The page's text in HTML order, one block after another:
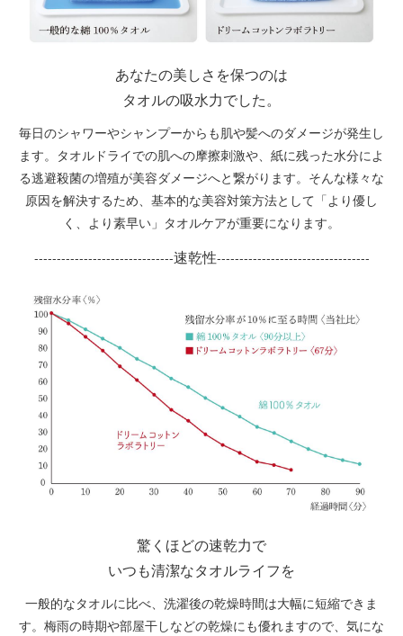
あなたの美しさを保つのは
タオルの吸水力でした。
毎日のシャワーやシャンプーからも肌や髪へのダメージが発生し
ます。タオルドライでの肌への摩擦刺激や、紙に残った水分によ
る逃避殺菌の増殖が美容ダメージへと繋がります。そんな様々な
原因を解決するため、基本的な美容対策方法として「より優し
く、より素早い」タオルケアが重要になります。
-------------------------------速乾性----------------------------------
驚くほどの速乾力で
いつも清潔なタオルライフを
一般的なタオルに比べ、洗濯後の乾燥時間は大幅に短縮できま
す。梅雨の時期や部屋干しなどの乾燥にも優れますので、気にな